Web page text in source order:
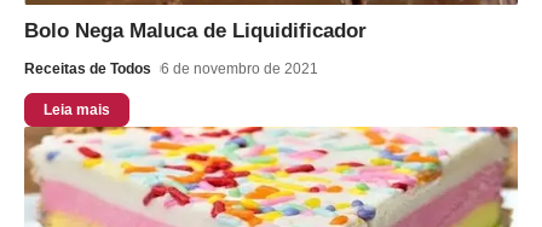
Bolo Nega Maluca de Liquidificador
Receitas de Todos 6 de novembro de 2021
Leia mais